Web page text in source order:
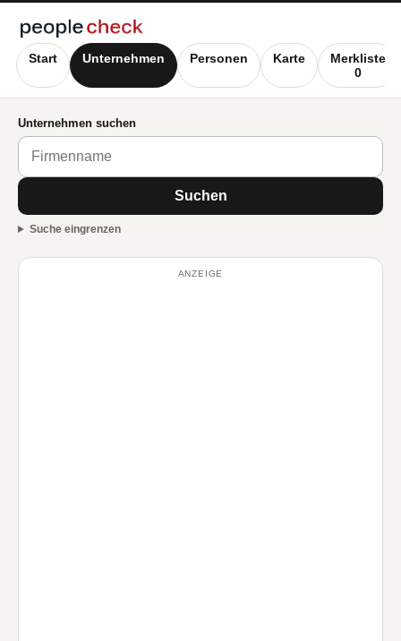
Start Unternehmen Personen Karte
Merkliste
0
Unternehmen suchen
Suchen
Suche eingrenzen
ANZEIGE